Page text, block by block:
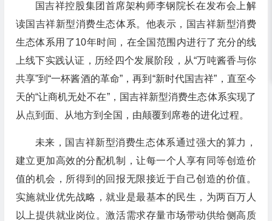
国吉祥控股集团首席架构师李钢院长在发布会上解
读国吉祥新型消费生态体系。他表示，国吉祥新型消费
生态体系用了10年时间，在全国范围内进行了充分的线
上线下实践认证，历经四个发展阶段，从“万吨酱香与你
共享”到“一杯酱酒的革命”，再到“新时代国吉祥”，直至今
天的“让商机无处不在”，国吉祥新型消费生态体系实现了
从点到面、从地方到全国，由颠覆到席卷的进化过程。
未来，国吉祥新型消费生态体系通过强大的算力，
建立更加高效的分配机制，让每一个人享有同等创造价
值的机会，所得到的回报无限接近于自己创造的价值。
实施就业优先战略，就业是最基本的民生，为两百万人
以上提供就业岗位。激活需求存量市场带动供给侧高质